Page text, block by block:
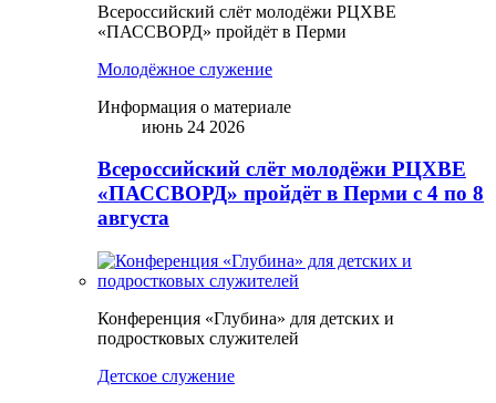
Всероссийский слёт молодёжи РЦХВЕ
«ПАССВОРД» пройдёт в Перми
Молодёжное служение
Информация о материале
июнь 24 2026
Всероссийский слёт молодёжи РЦХВЕ
«ПАССВОРД» пройдёт в Перми с 4 по 8
августа
Конференция «Глубина» для детских и
подростковых служителей
Детское служение